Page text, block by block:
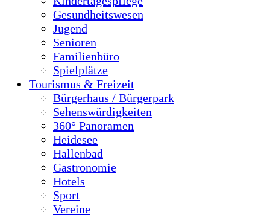
Gesundheitswesen
Jugend
Senioren
Familienbüro
Spielplätze
Tourismus & Freizeit
Bürgerhaus / Bürgerpark
Sehenswürdigkeiten
360° Panoramen
Heidesee
Hallenbad
Gastronomie
Hotels
Sport
Vereine